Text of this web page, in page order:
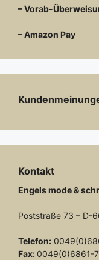
– Vorab-
– Amazon Pay
Kontakt
Engels mode &
Poststraße 73 – D-
Telefon:
Fax: 0049(0)6861-